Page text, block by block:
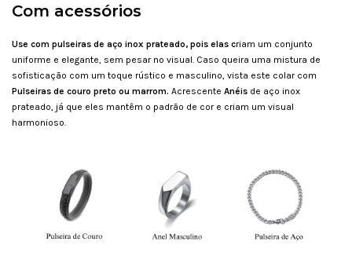
Com acessórios
Use com pulseiras de aço inox prateado, pois elas criam um conjunto
uniforme e elegante, sem pesar no visual. Caso queira uma mistura de
sofisticação com um toque rústico e masculino, vista este colar com
Pulseiras de couro preto ou marrom. Acrescente Anéis de aço inox
prateado, já que eles mantêm o padrão de cor e criam um visual
harmonioso.